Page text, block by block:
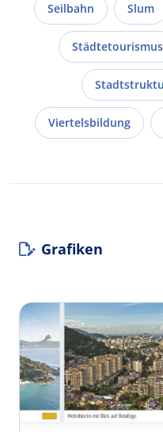
Seilbahn Slum
Städtetourismus
Viertelsbildung
Grafiken